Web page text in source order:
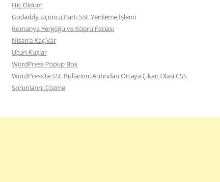
Hiç Oldum
Godaddy Üçüncü Parti SSL Yenileme İşlemi
Romanya Yergöğü ve Köprü Faciası
Nisan’a Kaç Var
Uçun Kuşlar
WordPress Popup Box
WordPress’te SSL Kullanımı Ardından Ortaya Çıkan Olası CSS
Sorunlarını Çözme